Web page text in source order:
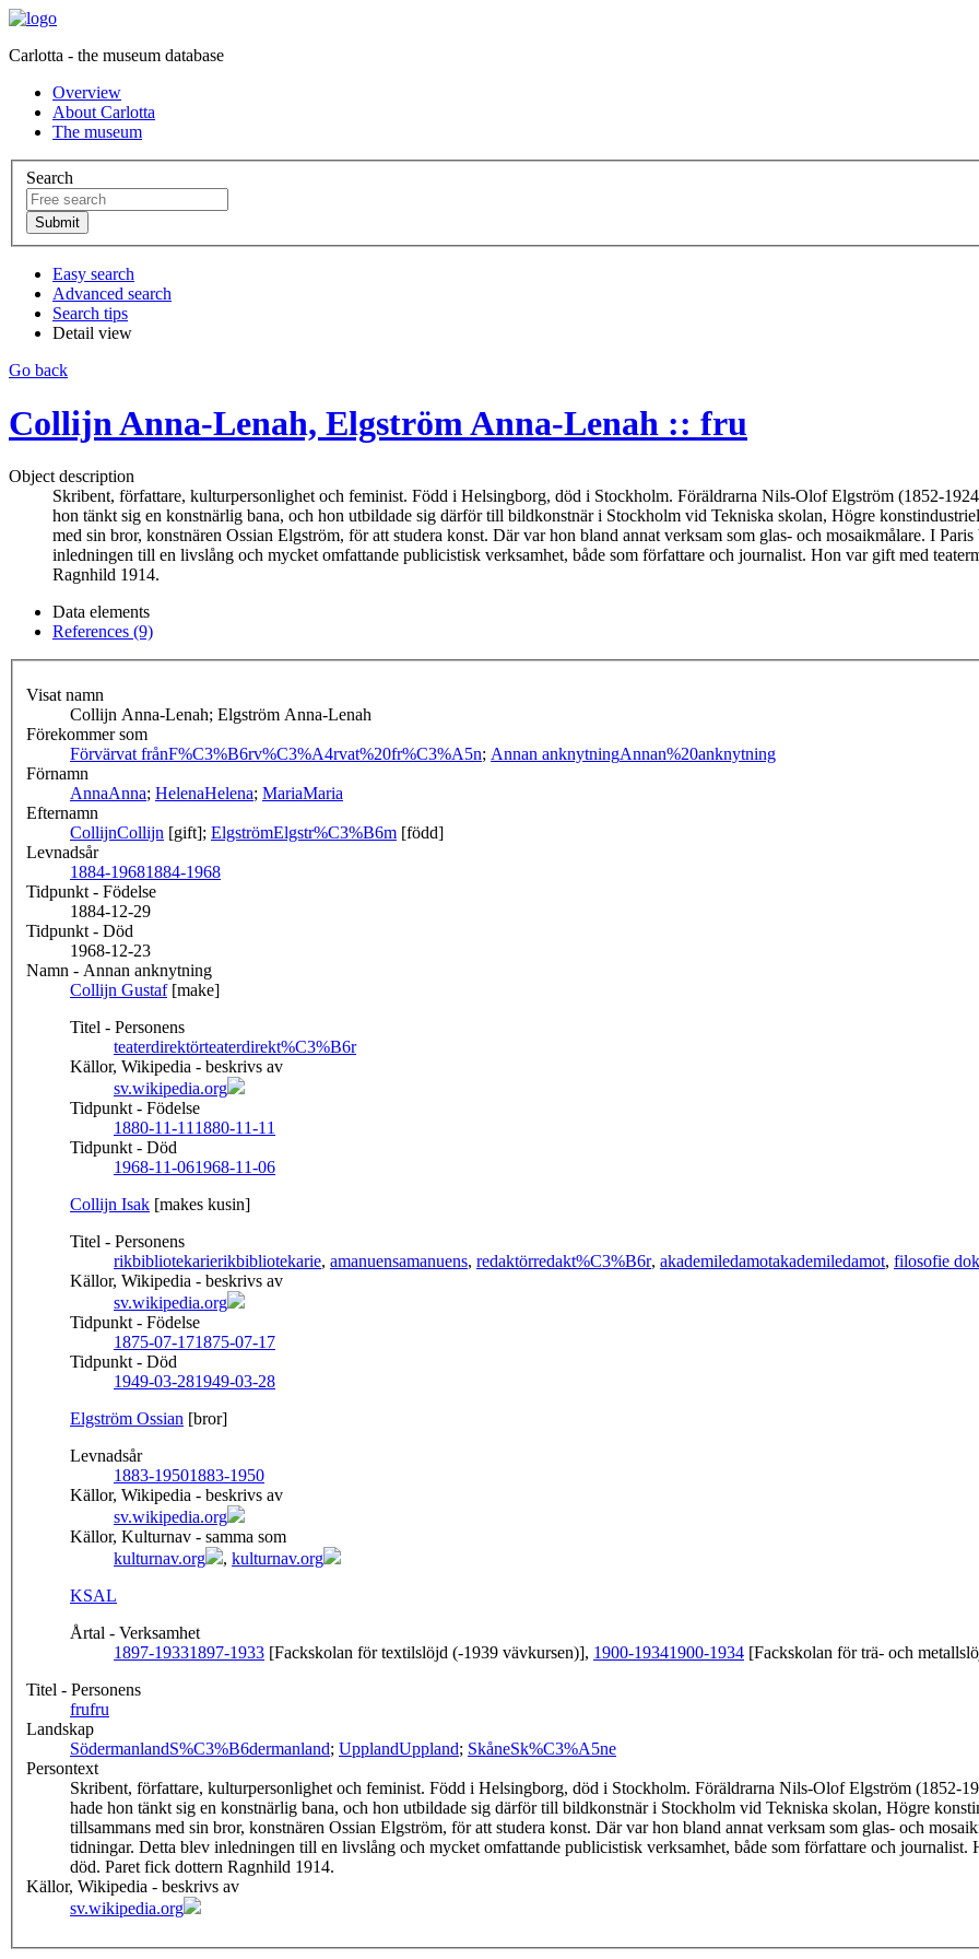
Carlotta - the museum database
Overview
About Carlotta
The museum
Search
Easy search
Advanced search
Search tips
Detail view
Go back
Collijn Anna-Lenah, Elgström Anna-Lenah :: fru
Object description
Skribent, författare, kulturpersonlighet och feminist. Född i Helsingborg, död i Stockholm. Föräldrarna Nils-Olof Elgström (1852-
hon tänkt sig en konstnärlig bana, och hon utbildade sig därför till bildkonstnär i Stockholm vid Tekniska skolan, Högre
med sin bror, konstnären Ossian Elgström, för att studera konst. Där var hon bland annat verksam som glas- och mosaikmålare. I
inledningen till en livslång och mycket omfattande publicistisk verksamhet, både som författare och journalist. Hon var gift med
Ragnhild 1914.
Data elements
References (9)
Visat namn
Collijn Anna-Lenah; Elgström Anna-Lenah
Förekommer som
Förvärvat frånF%C3%B6rv%C3%A4rvat%20fr%C3%A5n; Annan anknytningAnnan%20anknytning
Förnamn
AnnaAnna; HelenaHelena; MariaMaria
Efternamn
CollijnCollijn [gift]; ElgströmElgstr%C3%B6m [född]
Levnadsår
1884-19681884-1968
Tidpunkt - Födelse
1884-12-29
Tidpunkt - Död
1968-12-23
Namn - Annan anknytning
Collijn Gustaf[make]
Titel - Personens
teaterdirektörteaterdirekt%C3%B6r
Källor, Wikipedia - beskrivs av
sv.wikipedia.org
Tidpunkt - Födelse
1880-11-11 1880-11-11
Tidpunkt - Död
1968-11-061968-11-06
Collijn Isak [makes kusin]
Titel - Personens
rikbibliotekarierikbibliotekarie, amanuensamanuens, redaktörredakt%C3%B6r, akademiledamotakademiledamot, filosofie
Källor, Wikipedia - beskrivs av
sv.wikipedia.org
Tidpunkt - Födelse
1875-07-171875-07-17
Tidpunkt - Död
1949-03-281949-03-28
Elgström Ossian [bror]
Levnadsår
1883-19501883-1950
Källor, Wikipedia - beskrivs av
sv.wikipedia.org
Källor, Kulturnav - samma som
kulturnav.org
, kulturnav.org
KSAL
Årtal - Verksamhet
1897-19331897-1933 [Fackskolan för textilslöjd (-1939 vävkursen)], 1900-19341900-1934 [Fackskolan för trä- och
Titel - Personens
frufru
Landskap
SödermanlandS%C3%B6dermanland; UpplandUppland; SkåneSk%C3%A5ne
Persontext
Skribent, författare, kulturpersonlighet och feminist. Född i Helsingborg, död i Stockholm. Föräldrarna Nils-Olof Elgström (1852-
hade hon tänkt sig en konstnärlig bana, och hon utbildade sig därför till bildkonstnär i Stockholm vid Tekniska skolan, Högre
tillsammans med sin bror, konstnären Ossian Elgström, för att studera konst. Där var hon bland annat verksam som glas- och
tidningar. Detta blev inledningen till en livslång och mycket omfattande publicistisk verksamhet, både som författare och
död. Paret fick dottern Ragnhild 1914.
Källor, Wikipedia - beskrivs av
sv.wikipedia.org